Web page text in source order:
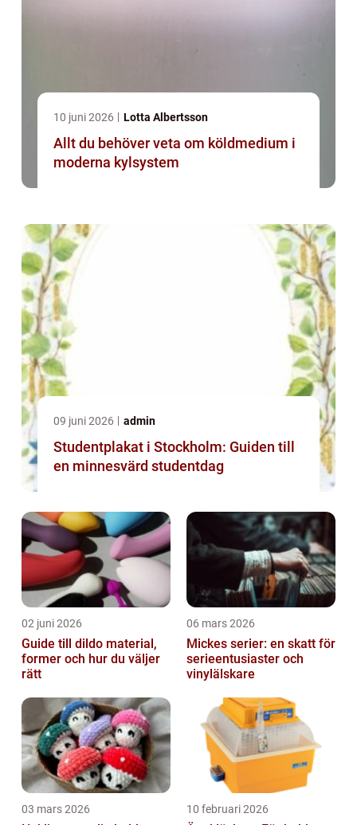
10 juni 2026 Lotta Albertsson
Allt du behöver veta om köldmedium i
moderna kylsystem
09 juni 2026 admin
Studentplakat i Stockholm: Guiden till
en minnesvärd studentdag
02 juni 2026
Guide till dildo material,
former och hur du väljer
rätt
06 mars 2026
Mickes serier: en skatt för
serieentusiaster och
vinylälskare
03 mars 2026 10 februari 2026